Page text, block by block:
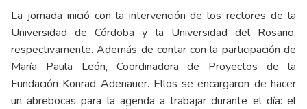
La jornada inició con la intervención de los rectores de la
Universidad de Córdoba y la Universidad del Rosario,
respectivamente. Además de contar con la participación de
María Paula León, Coordinadora de Proyectos de la
Fundación Konrad Adenauer. Ellos se encargaron de hacer
un abrebocas para la agenda a trabajar durante el día: el